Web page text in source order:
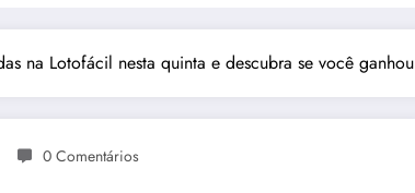
na Lotofácil nesta quinta e descubra se você ganhou
0 Comentários